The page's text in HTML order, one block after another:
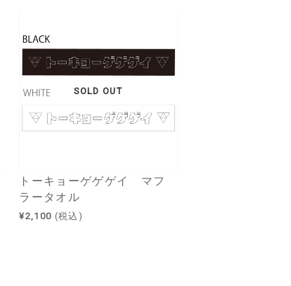
SOLD OUT
トーキョーゲゲゲイ マフ
ラータオル
¥2,100 (税込)